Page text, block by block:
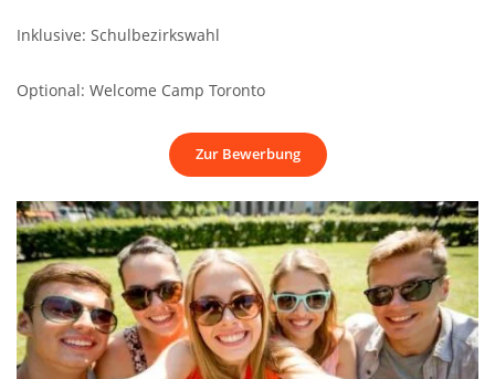
Inklusive: Schulbezirkswahl
Optional: Welcome Camp Toronto
Zur Bewerbung